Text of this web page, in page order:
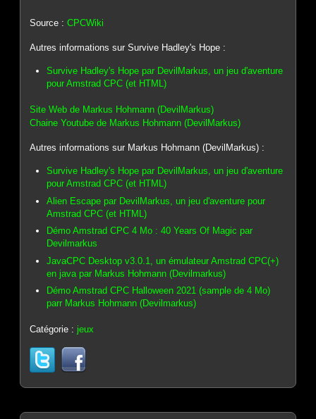
Source :CPCWiki
Autres informations sur Survive Hadley's Hope :
Survive Hadley's Hope par DevilMarkus, un jeu d'aventure
pour Amstrad CPC (et HTML)
Site Web de Markus Hohmann (DevilMarkus)
Chaine Youtube de Markus Hohmann (DevilMarkus)
Autres informations sur Markus Hohmann (DevilMarkus) :
Survive Hadley's Hope par DevilMarkus, un jeu d'aventure
pour Amstrad CPC (et HTML)
Alien Escape par DevilMarkus, un jeu d'aventure pour
Amstrad CPC (et HTML)
Démo Amstrad CPC 4 Mo : 40 Years Of Magic par
Devilmarkus
JavaCPC Desktop v3.0.1, un émulateur Amstrad CPC(+)
en java par Markus Hohmann (Devilmarkus)
Démo Amstrad CPC Halloween 2021 (sample de 4 Mo)
parr Markus Hohmann (Devilmarkus)
Catégorie :jeux